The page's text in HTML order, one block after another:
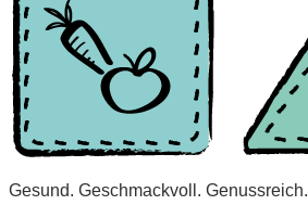
Gesund. Geschmackvoll. Genussreich.